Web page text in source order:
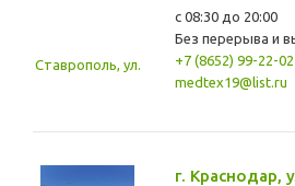
с 08:30 до 20:00
Без перерыва и
+7 (8652) 99-22-02
medtex19@list.ru
г. Краснодар,